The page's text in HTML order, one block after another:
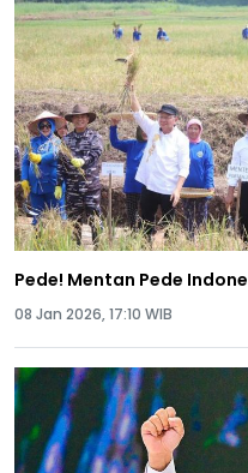
Pede! Mentan Pede
08 Jan 2026, 17:10 WIB